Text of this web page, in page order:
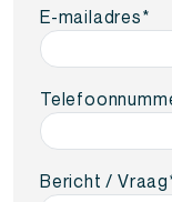
E-mailadres*
Bericht / Vraag